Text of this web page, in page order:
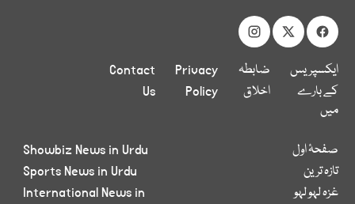
ایکسپریس
کے بارے
میں
ضابطہ
اخلاق
Privacy
Policy
Contact
Us
صفحۂ اول
تازہ ترین
غزہ لہو لہو
Showbiz News in Urdu
Sports News in Urdu
International News in